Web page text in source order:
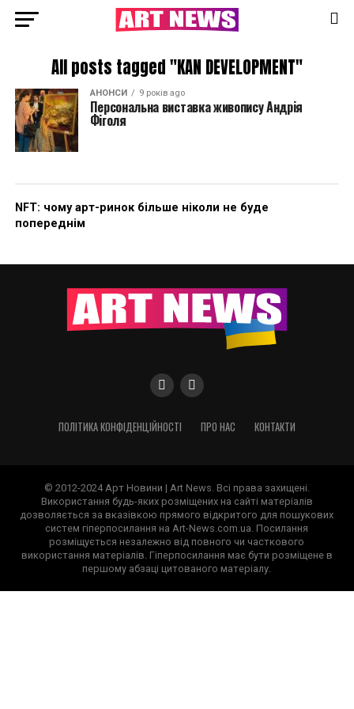
All posts tagged "KAN DEVELOPMENT"
АНОНСИ 9 років ago
Персональна виставка живопису Андрія
Фіголя
NFT: чому арт-ринок більше ніколи не буде
попереднім
ПОЛІТИКА КОНФІДЕНЦІЙНОСТІ ПРО НАС КОНТАКТИ
© 2012-2024 Арт Новини | Art News. Всі права захищені.
Використання будь-яких розміщених на сайті матеріалів
дозволяється за вказівкою прямого відкритого для пошукових
систем гіперпосилання на Art-News.com.ua. Посилання
розміщується незалежно від повного чи часткового
використання матеріалів. Гіперпосилання має бути розміщене в
першому абзаці цитованого матеріалу.